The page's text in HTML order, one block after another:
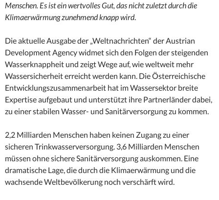
Menschen. Es ist ein wertvolles Gut, das nicht zuletzt durch die
Klimaerwärmung zunehmend knapp wird.
Die aktuelle Ausgabe der „Weltnachrichten“ der Austrian
Development Agency widmet sich den Folgen der steigenden
Wasserknappheit und zeigt Wege auf, wie weltweit mehr
Wassersicherheit erreicht werden kann. Die Österreichische
Entwicklungszusammenarbeit hat im Wassersektor breite
Expertise aufgebaut und unterstützt ihre Partnerländer dabei,
zu einer stabilen Wasser- und Sanitärversorgung zu kommen.
2,2 Milliarden Menschen haben keinen Zugang zu einer
sicheren Trinkwasserversorgung. 3,6 Milliarden Menschen
müssen ohne sichere Sanitärversorgung auskommen. Eine
dramatische Lage, die durch die Klimaerwärmung und die
wachsende Weltbevölkerung noch verschärft wird.